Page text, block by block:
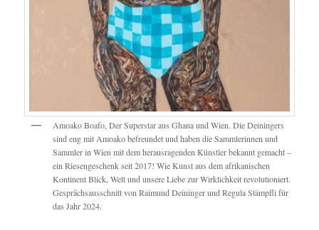
Amoako Boafo, Der Superstar aus Ghana und Wien. Die Deiningers
sind eng mit Amoako befreundet und haben die Sammlerinnen und
Sammler in Wien mit dem herausragenden Künstler bekannt gemacht –
ein Riesengeschenk seit 2017! Wie Kunst aus dem afrikanischen
Kontinent Blick, Welt und unsere Liebe zur Wirklichkeit revolutioniert.
Gesprächsausschnitt von Raimund Deininger und Regula Stämpfli für
das Jahr 2024.